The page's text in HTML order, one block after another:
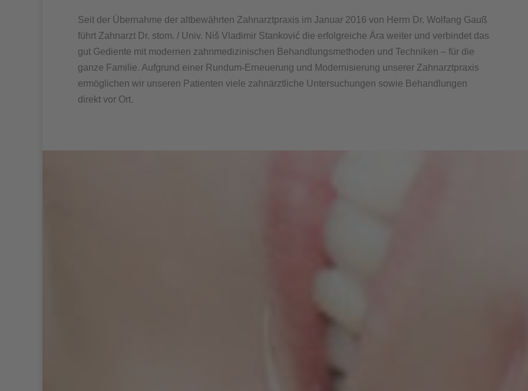
Seit der Übernahme der altbewährten Zahnarztpraxis im Januar 2016 von Herrn Dr. Wolfang Gauß
führt Zahnarzt Dr. stom. / Univ. Niš Vladimir Stanković die erfolgreiche Ära weiter und verbindet das
gut Gediente mit modernen zahnmedizinischen Behandlungsmethoden und Techniken – für die
ganze Familie. Aufgrund einer Rundum-Erneuerung und Modernisierung unserer Zahnarztpraxis
ermöglichen wir unseren Patienten viele zahnärztliche Untersuchungen sowie Behandlungen
direkt vor Ort.